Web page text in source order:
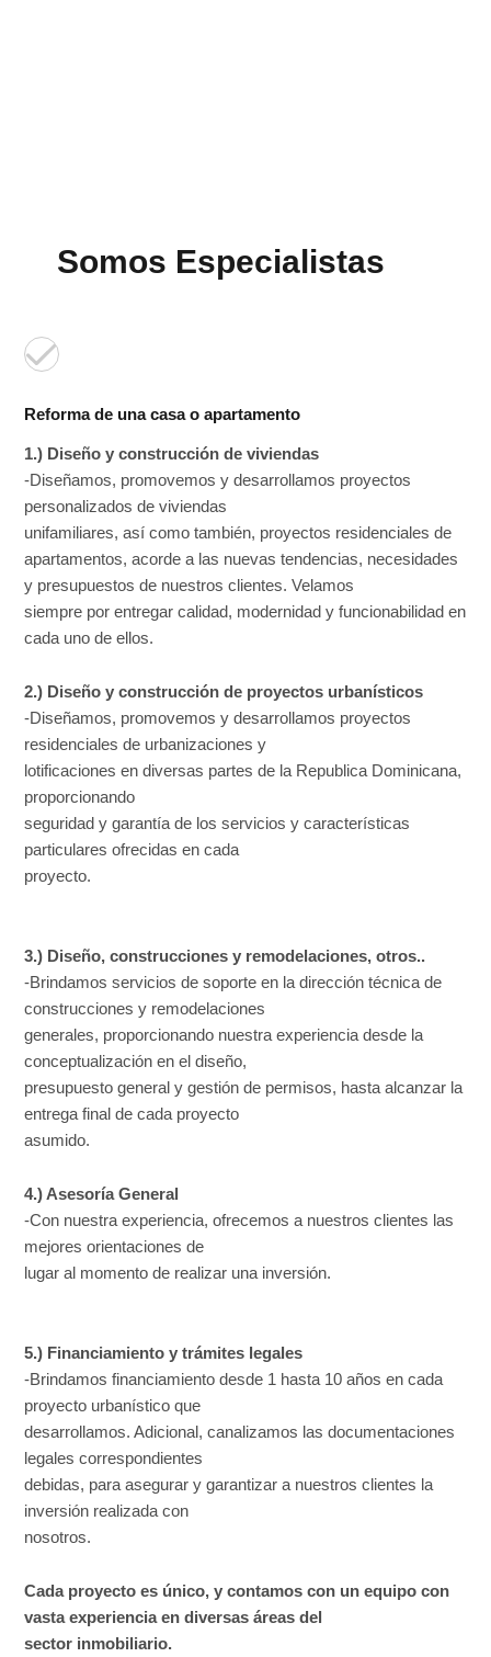
Somos Especialistas
Reforma de una casa o apartamento
1.) Diseño y construcción de viviendas
-Diseñamos, promovemos y desarrollamos proyectos
personalizados de viviendas
unifamiliares, así como también, proyectos residenciales de
apartamentos, acorde a las nuevas tendencias, necesidades
y presupuestos de nuestros clientes. Velamos
siempre por entregar calidad, modernidad y funcionabilidad en
cada uno de ellos.
2.) Diseño y construcción de proyectos urbanísticos
-Diseñamos, promovemos y desarrollamos proyectos
residenciales de urbanizaciones y
lotificaciones en diversas partes de la Republica Dominicana,
proporcionando
seguridad y garantía de los servicios y características
particulares ofrecidas en cada
proyecto.
3.) Diseño, construcciones y remodelaciones, otros..
-Brindamos servicios de soporte en la dirección técnica de
construcciones y remodelaciones
generales, proporcionando nuestra experiencia desde la
conceptualización en el diseño,
presupuesto general y gestión de permisos, hasta alcanzar la
entrega final de cada proyecto
asumido.
4.) Asesoría General
-Con nuestra experiencia, ofrecemos a nuestros clientes las
mejores orientaciones de
lugar al momento de realizar una inversión.
5.) Financiamiento y trámites legales
-Brindamos financiamiento desde 1 hasta 10 años en cada
proyecto urbanístico que
desarrollamos. Adicional, canalizamos las documentaciones
legales correspondientes
debidas, para asegurar y garantizar a nuestros clientes la
inversión realizada con
nosotros.
Cada proyecto es único, y contamos con un equipo con
vasta experiencia en diversas áreas del
sector inmobiliario.